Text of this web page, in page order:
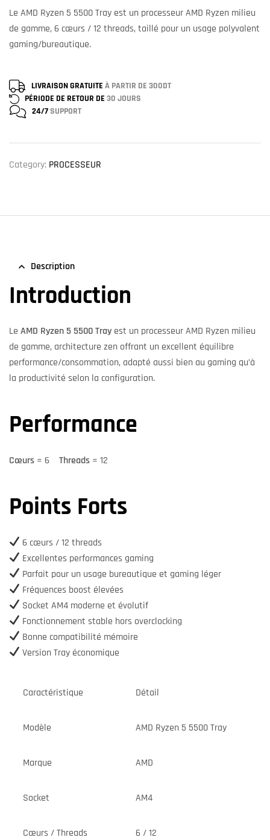
Le AMD Ryzen 5 5500 Tray est un processeur AMD Ryzen milieu
de gamme, 6 cœurs / 12 threads, taillé pour un usage polyvalent
gaming/bureautique.
LIVRAISON GRATUITE À PARTIR DE 300DT
PÉRIODE DE RETOUR DE 30 JOURS
24/7SUPPORT
Category: PROCESSEUR
Description
Introduction
Le AMD Ryzen 5 5500 Tray est un processeur AMD Ryzen milieu
de gamme, architecture zen offrant un excellent équilibre
performance/consommation, adapté aussi bien au gaming qu’à
la productivité selon la configuration.
Performance
Cœurs = 6 Threads = 12
Points Forts
6 cœurs / 12 threads
Excellentes performances gaming
Parfait pour un usage bureautique et gaming léger
Fréquences boost élevées
Socket AM4 moderne et évolutif
Fonctionnement stable hors overclocking
Bonne compatibilité mémoire
Version Tray économique
Caractéristique Détail
Modèle AMD Ryzen 5 5500 Tray
Marque AMD
Socket AM4
Cœurs / Threads 6 / 12